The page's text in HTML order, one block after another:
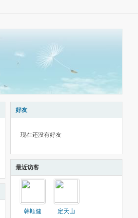
好友
现在还没有好友
最近访客
韩顺健
定天山